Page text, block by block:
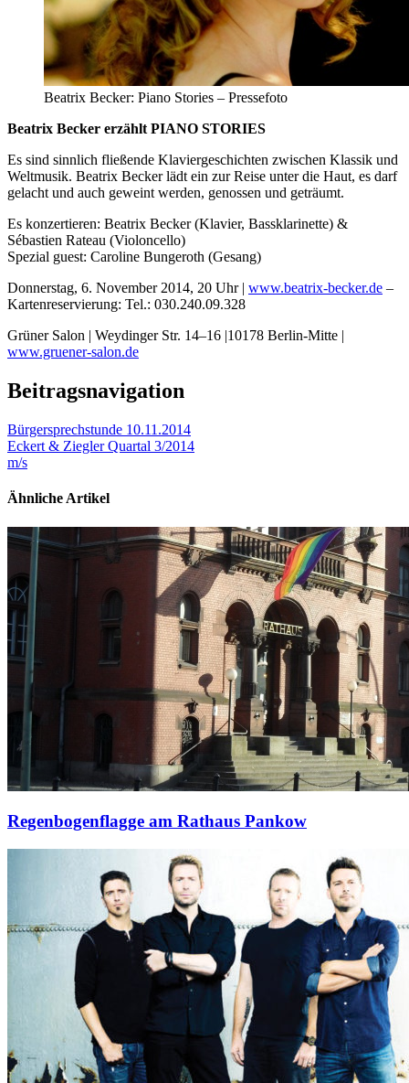
Beatrix Becker: Piano Stories – Pressefoto
Beatrix Becker erzählt PIANO STORIES
Es sind sinnlich fließende Klaviergeschichten zwischen Klassik und
Weltmusik. Beatrix Becker lädt ein zur Reise unter die Haut, es darf
gelacht und auch geweint werden, genossen und geträumt.
Es konzertieren: Beatrix Becker (Klavier, Bassklarinette) &
Sébastien Rateau (Violoncello)
Spezial guest: Caroline Bungeroth (Gesang)
Donnerstag, 6. November 2014, 20 Uhr | www.beatrix-becker.de –
Kartenreservierung: Tel.: 030.240.09.328
Grüner Salon | Weydinger Str. 14–16 |10178 Berlin-Mitte |
www.gruener-salon.de
Beitragsnavigation
Bürgersprechstunde 10.11.2014
Eckert & Ziegler Quartal 3/2014
m/s
Ähnliche Artikel
Regenbogenflagge am Rathaus Pankow